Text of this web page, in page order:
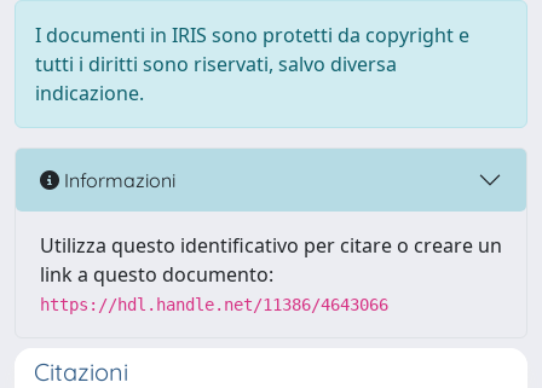
I documenti in IRIS sono protetti da copyright e
tutti i diritti sono riservati, salvo diversa
indicazione.
Informazioni
Utilizza questo identificativo per citare o creare un
link a questo documento:
https://hdl.handle.net/11386/4643066
Citazioni